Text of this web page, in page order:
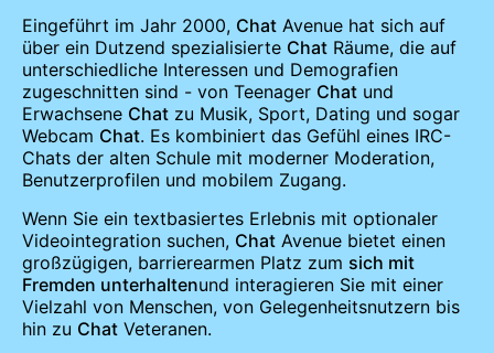
Eingeführt im Jahr 2000, Chat Avenue hat sich auf
über ein Dutzend spezialisierte Chat Räume, die auf
unterschiedliche Interessen und Demografien
zugeschnitten sind - von Teenager Chat und
Erwachsene Chat zu Musik, Sport, Dating und sogar
Webcam Chat. Es kombiniert das Gefühl eines IRC-
Chats der alten Schule mit moderner Moderation,
Benutzerprofilen und mobilem Zugang.
Wenn Sie ein textbasiertes Erlebnis mit optionaler
Videointegration suchen, Chat Avenue bietet einen
großzügigen, barrierearmen Platz zum sich mit
Fremden unterhaltenund interagieren Sie mit einer
Vielzahl von Menschen, von Gelegenheitsnutzern bis
hin zu Chat Veteranen.